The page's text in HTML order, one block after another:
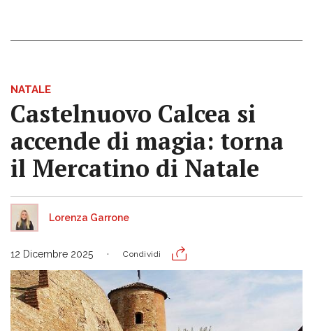
NATALE
Castelnuovo Calcea si
accende di magia: torna
il Mercatino di Natale
Lorenza Garrone
12 Dicembre 2025 Condividi